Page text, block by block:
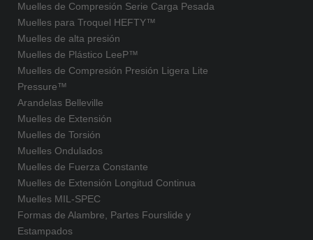
Muelles de Compresión Serie Carga Pesada
Muelles para Troquel HEFTY™
Muelles de alta presión
Muelles de Plástico LeeP™
Muelles de Compresión Presión Ligera Lite
Pressure™
Arandelas Belleville
Muelles de Extensión
Muelles de Torsión
Muelles Ondulados
Muelles de Fuerza Constante
Muelles de Extensión Longitud Continua
Muelles MIL-SPEC
Formas de Alambre, Partes Fourslide y
Estampados